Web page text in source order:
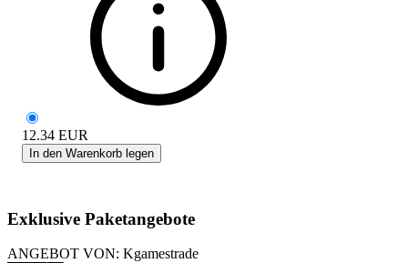
12.34 EUR
In den Warenkorb legen
Exklusive Paketangebote
ANGEBOT VON: Kgamestrade